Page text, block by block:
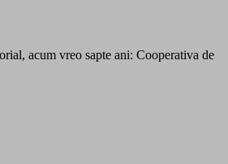
acum vreo sapte ani: Cooperativa de